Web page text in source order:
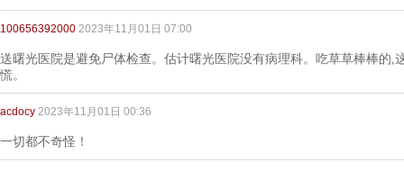
100656392000 2023年11月01日 07:00
送曙光医院是避免尸体检查。估计曙光医院没有病理科。吃草草棒棒的,
慌。
acdocy 2023年11月01日 00:36
一切都不奇怪！